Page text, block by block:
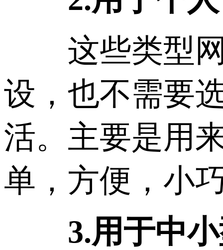
这些类型网
设，也不需要
活。主要是用
单，方便，小
3.用于中